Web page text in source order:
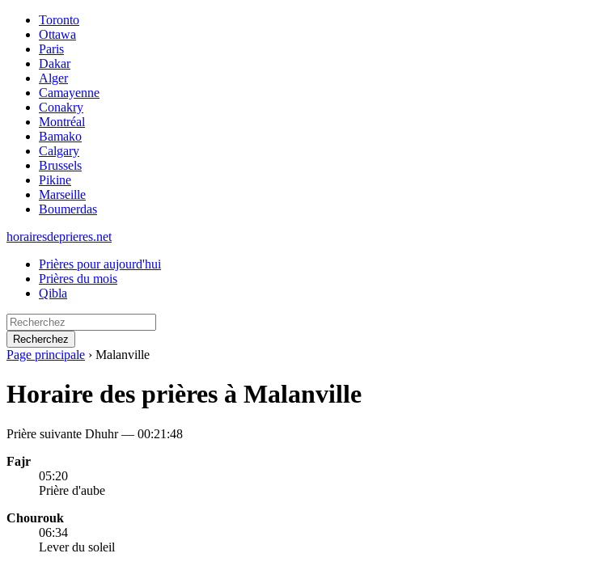
Toronto
Ottawa
Paris
Dakar
Alger
Camayenne
Conakry
Montréal
Bamako
Calgary
Brussels
Pikine
Marseille
Boumerdas
horairesdeprieres.net
Prières pour aujourd'hui
Prières du mois
Qibla
Recherchez
Page principale › Malanville
Horaire des prières à Malanville
Prière suivante Dhuhr — 00:21:48
Fajr
05:20
Prière d'aube
Chourouk
06:34
Lever du soleil